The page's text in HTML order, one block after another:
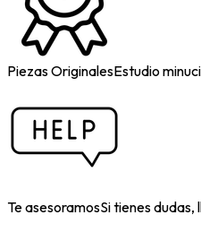
Piezas OriginalesEstudio
Te asesoramosSi tienes